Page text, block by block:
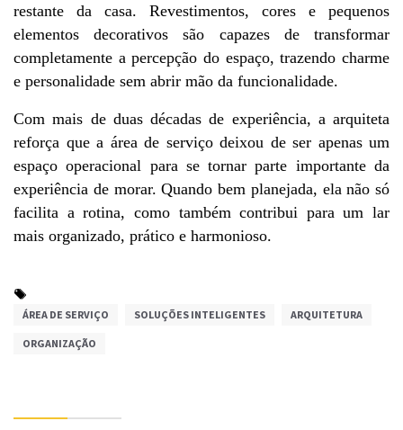
restante da casa. Revestimentos, cores e pequenos
elementos decorativos são capazes de transformar
completamente a percepção do espaço, trazendo charme
e personalidade sem abrir mão da funcionalidade.
Com mais de duas décadas de experiência, a arquiteta
reforça que a área de serviço deixou de ser apenas um
espaço operacional para se tornar parte importante da
experiência de morar. Quando bem planejada, ela não só
facilita a rotina, como também contribui para um lar
mais organizado, prático e harmonioso.
ÁREA DE SERVIÇO SOLUÇÕES INTELIGENTES ARQUITETURA
ORGANIZAÇÃO